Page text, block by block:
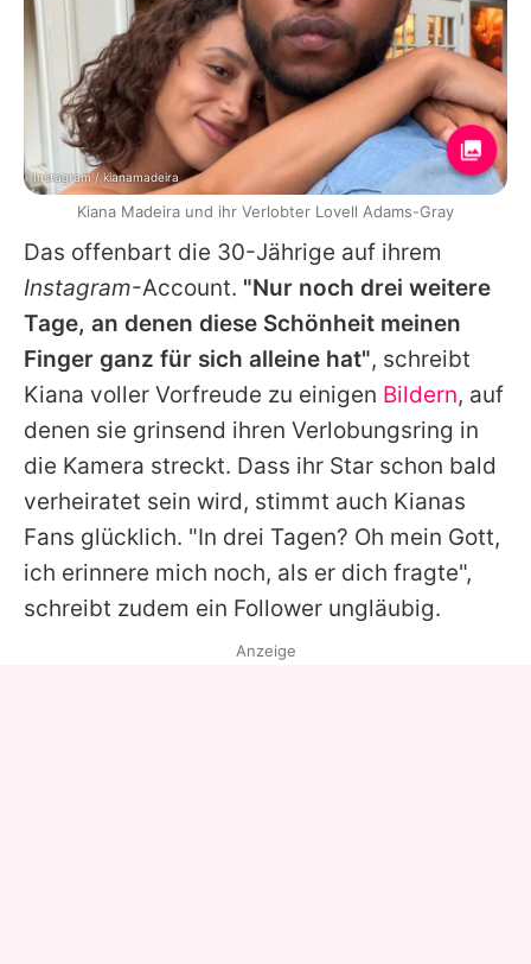
Das offenbart die 30-Jährige auf ihrem
Instagram-Account. "Nur noch drei weitere
Tage, an denen diese Schönheit meinen
Finger ganz für sich alleine hat", schreibt
Kiana voller Vorfreude zu einigen Bildern, auf
denen sie grinsend ihren Verlobungsring in
die Kamera streckt. Dass ihr Star schon bald
verheiratet sein wird, stimmt auch Kianas
Fans glücklich. "In drei Tagen? Oh mein Gott,
ich erinnere mich noch, als er dich fragte",
schreibt zudem ein Follower ungläubig.
Instagram / kianamadeira
Kiana Madeira und ihr Verlobter Lovell Adams-Gray
Anzeige